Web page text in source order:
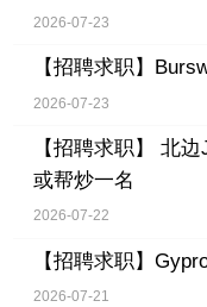
2026-07-23
【招聘求职】
2026-07-23
【招聘求职】
北边
或帮炒一名
2026-07-22
【招聘求职】
2026-07-21